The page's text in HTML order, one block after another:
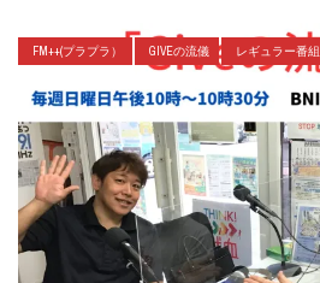
FM++(プラプラ） GIVEの流儀 レギュラー番組